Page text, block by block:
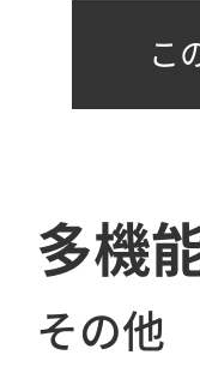
こ
多機
その他